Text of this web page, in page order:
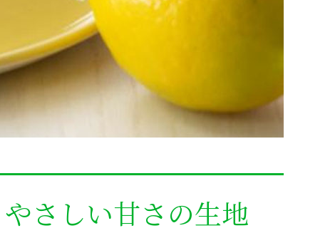
やさしい甘さの生地